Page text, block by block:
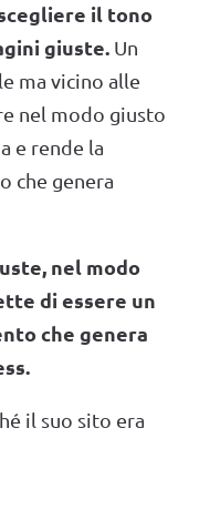
il tono
giuste. Un
ma vicino alle
nel modo giusto
e rende la
che genera
nel modo
di essere un
che genera
il suo sito era